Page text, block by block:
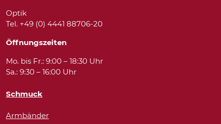
Optik
Tel. +49 (0) 4441 88706-20
Öffnungszeiten
Mo. bis Fr.: 9:00 – 18:30 Uhr
Sa.: 9:30 – 16:00 Uhr
Schmuck
Armbänder